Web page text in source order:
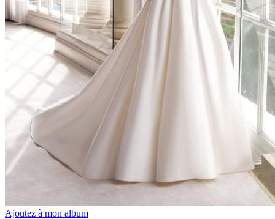
Ajoutez à mon album